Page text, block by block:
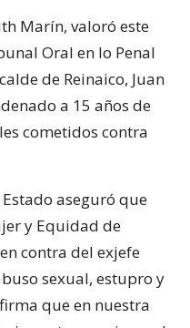
Marín, valoró este
Oral en lo Penal
de Reinaico, Juan
a 15 años de
cometidos contra
aseguró que
y Equidad de
contra del exjefe
sexual, estupro y
que en nuestra